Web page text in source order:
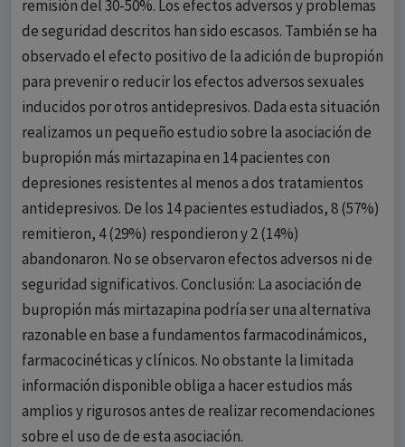
remisión del 30-50%. Los efectos adversos y problemas
de seguridad descritos han sido escasos. También se ha
observado el efecto positivo de la adición de bupropión
para prevenir o reducir los efectos adversos sexuales
inducidos por otros antidepresivos. Dada esta situación
realizamos un pequeño estudio sobre la asociación de
bupropión más mirtazapina en 14 pacientes con
depresiones resistentes al menos a dos tratamientos
antidepresivos. De los 14 pacientes estudiados, 8 (57%)
remitieron, 4 (29%) respondieron y 2 (14%)
abandonaron. No se observaron efectos adversos ni de
seguridad significativos. Conclusión: La asociación de
bupropión más mirtazapina podría ser una alternativa
razonable en base a fundamentos farmacodinámicos,
farmacocinéticas y clínicos. No obstante la limitada
información disponible obliga a hacer estudios más
amplios y rigurosos antes de realizar recomendaciones
sobre el uso de de esta asociación.